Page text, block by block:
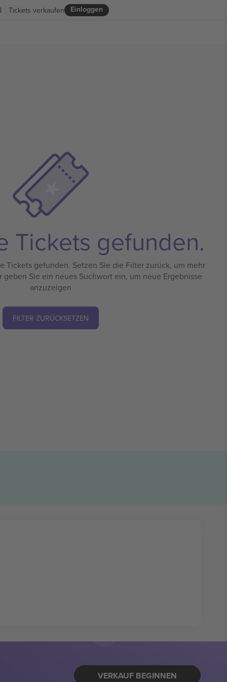
Einloggen
Tickets verkaufen
Tickets gefunden.
Tickets gefunden. Setzen Sie die Filter zurück, um mehr
Sie ein neues Suchwort ein, um neue Ergebnisse
anzuzeigen
FILTER ZURÜCKSETZEN
VERKAUF BEGINNEN